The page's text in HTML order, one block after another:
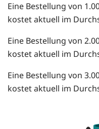
Eine Bestellung von
kostet aktuell im
Eine Bestellung von
kostet aktuell im
Eine Bestellung von
kostet aktuell im